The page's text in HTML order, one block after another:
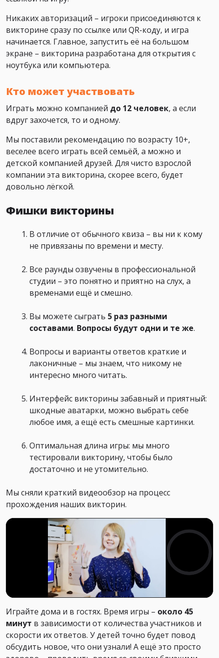
Никаких авторизаций – игроки присоединяются к
викторине сразу по ссылке или QR-коду, и игра
начинается. Главное, запустить её на большом
экране – викторина разработана для открытия с
ноутбука или компьютера.
Кто может участвовать
Играть можно компанией до 12 человек, а если
вдруг захочется, то и одному.
Мы поставили рекомендацию по возрасту 10+,
веселее всего играть всей семьёй, а можно и
детской компанией друзей. Для чисто взрослой
компании эта викторина, скорее всего, будет
довольно лёгкой.
Фишки викторины
В отличие от обычного квиза – вы ни к кому
не привязаны по времени и месту.
Все раунды озвучены в профессиональной
студии – это понятно и приятно на слух, а
временами ещё и смешно.
Вы можете сыграть 5 раз разными
составами. Вопросы будут одни и те же.
Вопросы и варианты ответов краткие и
лаконичные – мы знаем, что никому не
интересно много читать.
Интерфейс викторины забавный и приятный:
шкодные аватарки, можно выбрать себе
любое имя, а ещё есть смешные картинки.
Оптимальная длина игры: мы много
тестировали викторину, чтобы было
достаточно и не утомительно.
Мы сняли краткий видеообзор на процесс
прохождения наших викторин.
Играйте дома и в гостях. Время игры – около 45
минут в зависимости от количества участников и
скорости их ответов. У детей точно будет повод
обсудить новое, что они узнали! А ещё это просто